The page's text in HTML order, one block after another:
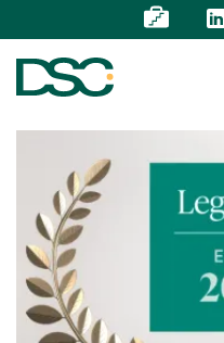
ÜBER UNS
EXPERTISE
TEAM